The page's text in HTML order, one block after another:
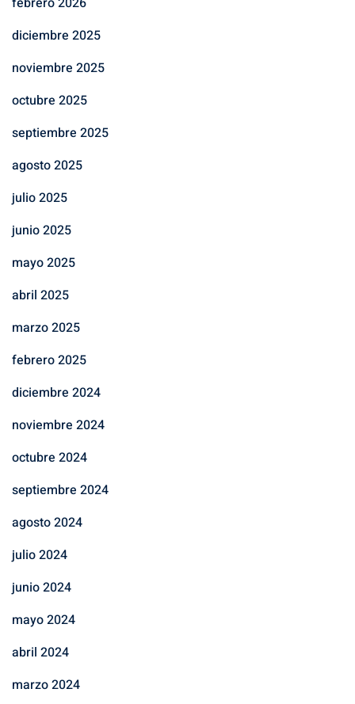
diciembre 2025
noviembre 2025
octubre 2025
septiembre 2025
agosto 2025
julio 2025
junio 2025
mayo 2025
abril 2025
marzo 2025
febrero 2025
diciembre 2024
noviembre 2024
octubre 2024
septiembre 2024
agosto 2024
julio 2024
junio 2024
mayo 2024
abril 2024
marzo 2024